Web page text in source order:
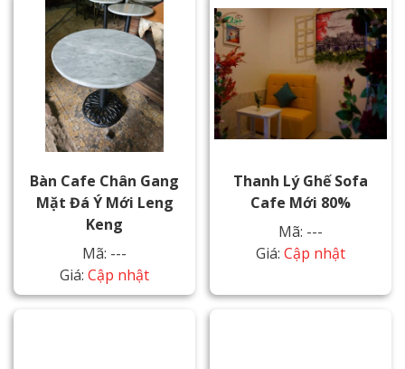
Bàn Cafe Chân Gang
Mặt Đá Ý Mới Leng
Keng
Mã: ---
Giá: Cập nhật
Thanh Lý Ghế Sofa
Cafe Mới 80%
Mã: ---
Giá: Cập nhật